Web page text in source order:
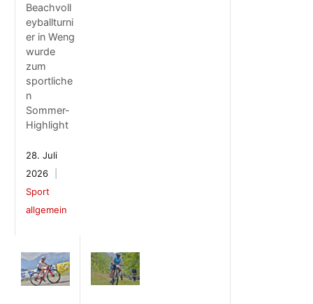
Beachvoll
eyballturni
er in Weng
wurde
zum
sportliche
n
Sommer-
Highlight
28. Juli
2026
Sport
allgemein